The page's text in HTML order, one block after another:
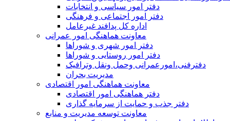
دفتر امور سیاسی و انتخابات
دفتر امور اجتماعی و فرهنگی
اداره کل پدافند غیرعامل
معاونت هماهنگی امور عمرانی
دفتر امور شهری و شوراها
دفتر امور روستایی و شوراها
دفترفنی،امورعمرانی وحمل ونقل وترافيک
مدیریت بحران
معاونت هماهنگی امور اقتصادی
دفتر هماهنگی امور اقتصادی
دفتر جذب و حمایت از سرمایه گذاری
معاونت توسعه مدیریت و منابع